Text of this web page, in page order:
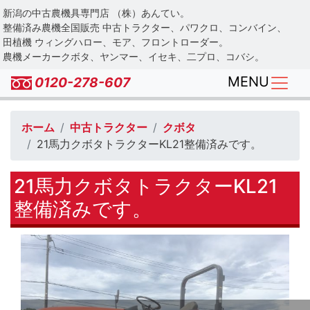
Skip
to
main
content
新潟の中古農機具専門店 （株）あんてい。
整備済み農機全国販売 中古トラクター、パワクロ、コンバイン、
田植機 ウィングハロー、モア、フロントローダー。
農機メーカークボタ、ヤンマー、イセキ、二プロ、コバシ。
0120-278-607 MENU
ホーム 中古トラクター
クボタ
21馬力クボタトラクターKL21整備済みです。
21馬力クボタトラクターKL21
整備済みです。